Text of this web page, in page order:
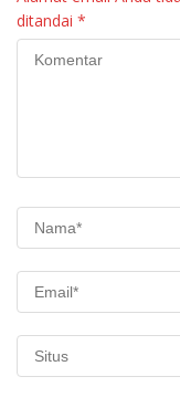
ditandai *